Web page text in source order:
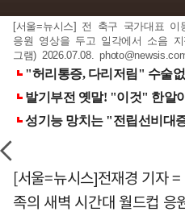
[서울=뉴시스] 전 축구 국가대표
응원 영상을 두고 일각에서 소음
그램) 2026.07.08.
[서울=뉴시스]전재경 기자
족의 새벽 시간대 월드컵 응